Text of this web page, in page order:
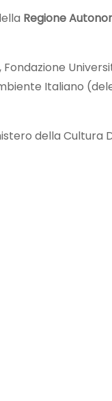
Regione
Italiano
della Cultura